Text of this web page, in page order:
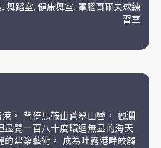
舞蹈室, 健康舞室, 電腦哥爾夫球練
習室
， 背倚馬鞍山蒼翠山巒， 觀瀾
盡覽一百八十度環迴無盡的海天
的建築藝術， 成為吐露港畔皎觸